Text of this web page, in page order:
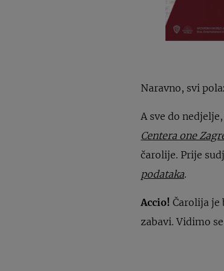
Naravno, svi
A sve do nedjelje,
Centera one
čarolije. Prije
podataka.
Accio! Čarolija je
zabavi. Vidimo